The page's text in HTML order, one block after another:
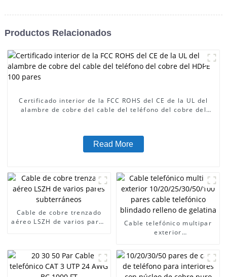
Productos Relacionados
Certificado interior de la FCC ROHS del CE de la UL del
alambre de cobre del cable del teléfono del cobre del
Read More
Cable de cobre trenzado
aéreo LSZH de varios pares
Cable telefónico multipar
exterior
cable telefónico blindado
relleno de gelatina